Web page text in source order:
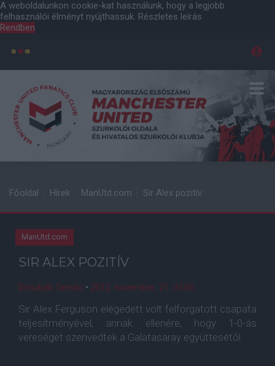
A weboldalunkon cookie-kat használunk, hogy a legjobb
felhasználói élményt nyújthassuk. Részletes leírás
Rendben
Főoldal Hírek ManUtd.com Sir Alex pozitív
ManUtd.com
SIR ALEX POZITÍV
Dzsubák Tamás • 2012. november. 21. 01:00
Sir Alex Ferguson elégedett volt felforgatott csapata
teljesítményével, annak ellenére, hogy 1-0-ás
vereséget szenvedtek a Galatasaray együttesétõl.